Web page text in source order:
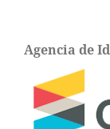
Agencia de